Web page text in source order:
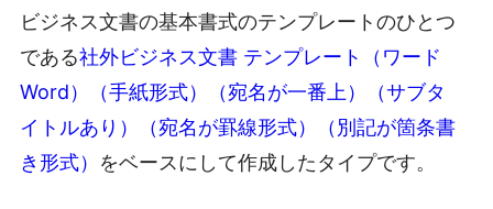
ビジネス文書の基本書式のテンプレートのひとつ
である社外ビジネス文書 テンプレート（ワード
Word）（手紙形式）（宛名が一番上）（サブタ
イトルあり）（宛名が罫線形式）（別記が箇条書
き形式） をベースにして作成したタイプです。